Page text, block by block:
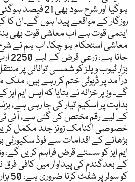
ہوگیا اور شرح سود
روزگار کے مواقعے پیدا ہوں گے۔ان کا
ایٹمی قوت ہے اب معاشی قوت بھی
معاشی استحکام ہو چکا، اب ہم نے
ہزار ٹیوب ویلز کو شمسی توانائی پر
درآمد پر ڈیوٹی ختم کر رہے ہیں، ملک
گے۔ وزیر خزانہ نے بتایا کہ ایس ایم
ہدایت پر اسکیم تیار کی جا رہی ہے،
کے لیے رقم مختص کی گئی ہے، آئی
خصوصی اکنامک زونز جلد مکمل کریں
بڑھانے کے اقدامات سے فوڈ سکیورٹی
ایم ایز کو سستے قرض فراہم کریں
کے بعدگندم کی پیداوار میں کافی فرق
کو